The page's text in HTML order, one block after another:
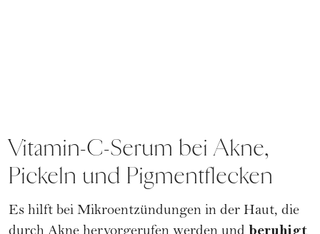
Vitamin-C-Serum bei Akne,
Pickeln und Pigmentflecken
Es hilft bei Mikroentzündungen in der Haut, die